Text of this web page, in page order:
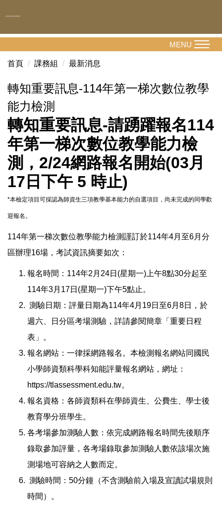
到
容
MENU
首頁 課務組 最新消息
轉知重要訊息-114年第一梯次數位教學
能力檢測
轉知重要訊息-請踴躍報名114
年第一梯次數位教學能力檢
測，2/24網路報名開始(03月
17日下午 5 時止)
*本檢定項目可採認為師資生三項教學基本能力的自選項目，尚未完成的同學歡
迎報名。
114年第一梯次數位教學能力檢測謹訂於114年4月至6月分
區辦理16場，考試資訊摘要如次：
報名時間：114年2月24日(星期一)上午8點30分起至
114年3月17日(星期一)下午5點止。
測驗日期：評量日期為114年4月19日至6月8日，於
週六、日分區考場測驗，詳請參閱簡章「重要日程
表」。
報名網站：一律採網路報名。本檢測報名網站同國民
小學師資類科學科知能評量報名網站，網址：
https://tlassessment.edu.tw。
報名資格：各師資類科在學師資生、公費生、學士後
教育學分班學生。
各考場參加測驗人數：依完成網路報名時間先後順序
錄取參加評量，各考場錄取參加測驗人數依該場次施
測場地可容納之人數而定。
測驗時間：50分鐘（不含測驗前入場及宣讀試場規則
時間）。